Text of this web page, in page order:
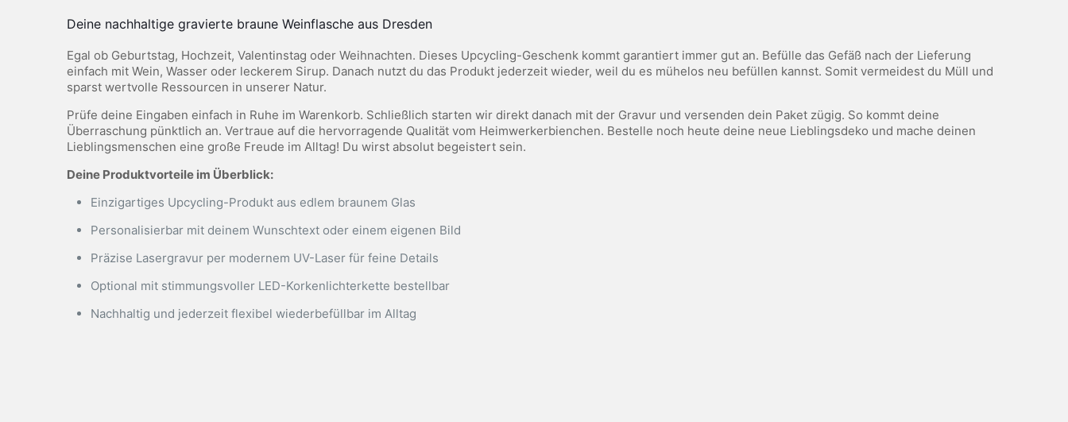
Deine nachhaltige gravierte braune Weinflasche aus Dresden
Egal ob Geburtstag, Hochzeit, Valentinstag oder Weihnachten. Dieses Upcycling-Geschenk kommt garantiert immer gut an. Befülle das Gefäß nach der Lieferung
einfach mit Wein, Wasser oder leckerem Sirup. Danach nutzt du das Produkt jederzeit wieder, weil du es mühelos neu befüllen kannst. Somit vermeidest du Müll und
sparst wertvolle Ressourcen in unserer Natur.
Prüfe deine Eingaben einfach in Ruhe im Warenkorb. Schließlich starten wir direkt danach mit der Gravur und versenden dein Paket zügig. So kommt deine
Überraschung pünktlich an. Vertraue auf die hervorragende Qualität vom Heimwerkerbienchen. Bestelle noch heute deine neue Lieblingsdeko und mache deinen
Lieblingsmenschen eine große Freude im Alltag! Du wirst absolut begeistert sein.
Deine Produktvorteile im Überblick:
Einzigartiges Upcycling-Produkt aus edlem braunem Glas
Personalisierbar mit deinem Wunschtext oder einem eigenen Bild
Präzise Lasergravur per modernem UV-Laser für feine Details
Optional mit stimmungsvoller LED-Korkenlichterkette bestellbar
Nachhaltig und jederzeit flexibel wiederbefüllbar im Alltag